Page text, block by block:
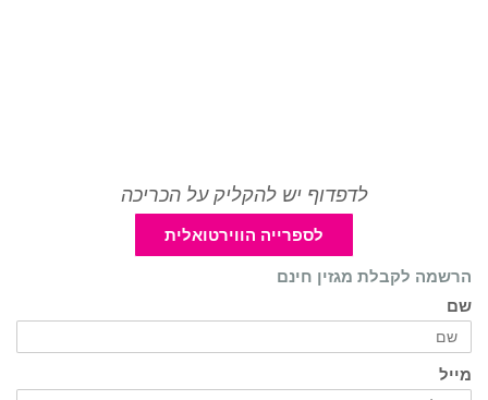
לדפדוף יש להקליק על הכריכה
לספרייה הווירטואלית
הרשמה לקבלת מגזין חינם
שם
מייל